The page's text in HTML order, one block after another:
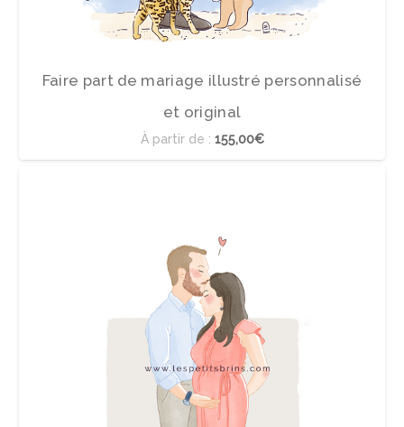
Faire part de mariage illustré personnalisé
et original
À partir de : 155,00€